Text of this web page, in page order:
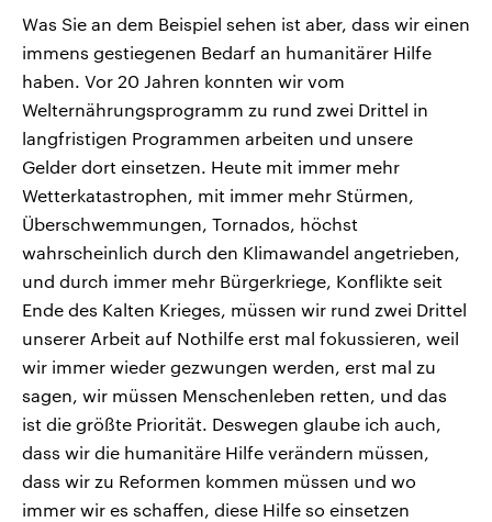
Was Sie an dem Beispiel sehen ist aber, dass wir einen
immens gestiegenen Bedarf an humanitärer Hilfe
haben. Vor 20 Jahren konnten wir vom
Welternährungsprogramm zu rund zwei Drittel in
langfristigen Programmen arbeiten und unsere
Gelder dort einsetzen. Heute mit immer mehr
Wetterkatastrophen, mit immer mehr Stürmen,
Überschwemmungen, Tornados, höchst
wahrscheinlich durch den Klimawandel angetrieben,
und durch immer mehr Bürgerkriege, Konflikte seit
Ende des Kalten Krieges, müssen wir rund zwei Drittel
unserer Arbeit auf Nothilfe erst mal fokussieren, weil
wir immer wieder gezwungen werden, erst mal zu
sagen, wir müssen Menschenleben retten, und das
ist die größte Priorität. Deswegen glaube ich auch,
dass wir die humanitäre Hilfe verändern müssen,
dass wir zu Reformen kommen müssen und wo
immer wir es schaffen, diese Hilfe so einsetzen